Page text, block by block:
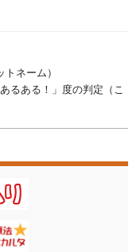
ネーム）
ある！」度の判定（こ